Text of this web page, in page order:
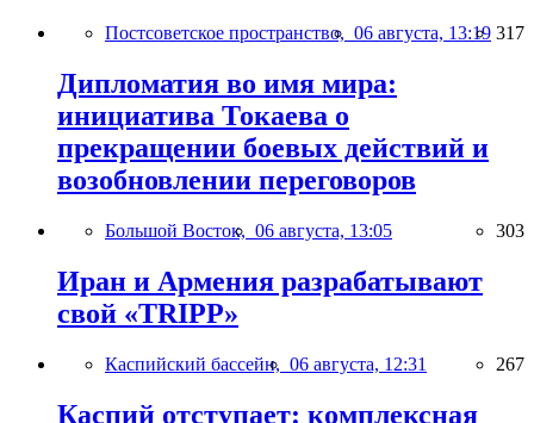
Постсоветское пространство, 06 августа, 13:19 317
Дипломатия во имя мира:
инициатива Токаева о
прекращении боевых действий и
возобновлении переговоров
Большой Восток, 06 августа, 13:05 303
Иран и Армения разрабатывают
свой «TRIPP»
Каспийский бассейн, 06 августа, 12:31 267
Каспий отступает: комплексная